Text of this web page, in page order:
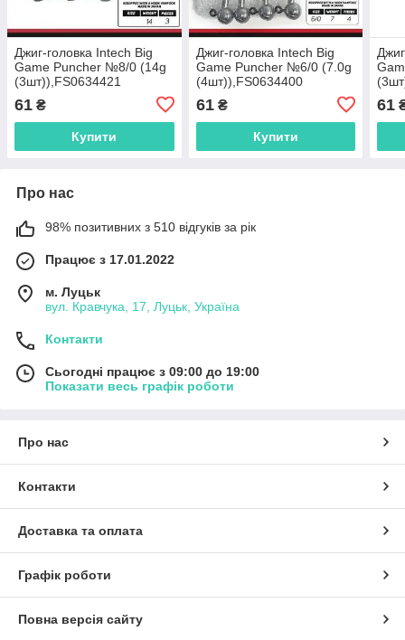
Джиг-головка Intech Big
Game Puncher №8/0 (14g
(3шт)),FS0634421
61 ₴
Купити
Джиг-головка Intech Big
Game Puncher №6/0 (7.0g
(4шт)),FS0634400
61₴
Купити
61
Про нас
98% позитивних з 510 відгуків за рік
Працює з 17.01.2022
м. Луцьк
вул. Кравчука, 17, Луцьк, Україна
Контакти
Сьогодні працює з 09:00 до 19:00
Показати весь графік роботи
Про нас
Контакти
Доставка та оплата
Графік роботи
Повна версія сайту